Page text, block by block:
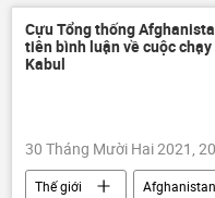
quốc phòng
Ka-52K
vũ khí siêu thanh
Cựu Tổng thống
tiên bình luận về cuộc
Kabul
30 Tháng Mười Hai 2021,
Thế giới Afghanistan